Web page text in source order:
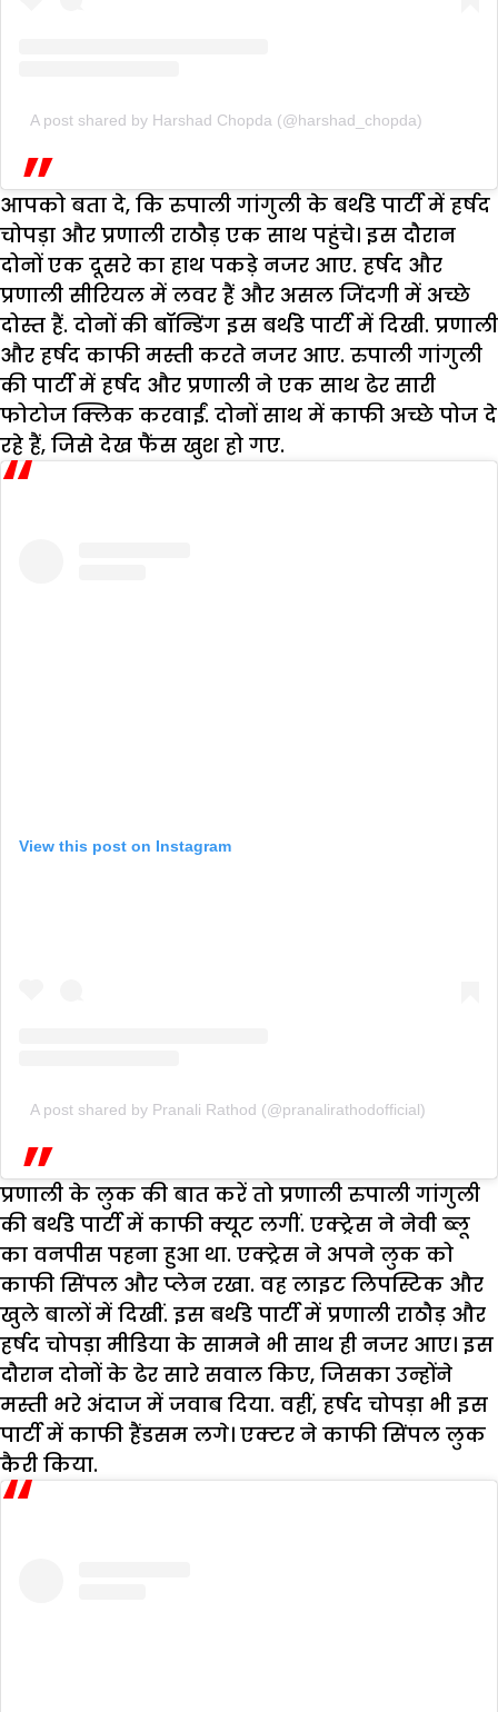
A post shared by Harshad Chopda (@harshad_chopda)
आपको बता दे, कि रुपाली गांगुली के बर्थडे पार्टी में हर्षद
चोपड़ा और प्रणाली राठौड़ एक साथ पहुंचे। इस दौरान
दोनों एक दूसरे का हाथ पकड़े नजर आए. हर्षद और
प्रणाली सीरियल में लवर हैं और असल जिंदगी में अच्छे
दोस्त हैं. दोनों की बॉन्डिंग इस बर्थडे पार्टी में दिखी. प्रणाली
और हर्षद काफी मस्ती करते नजर आए. रुपाली गांगुली
की पार्टी में हर्षद और प्रणाली ने एक साथ ढेर सारी
फोटोज क्लिक करवाईं. दोनों साथ में काफी अच्छे पोज दे
रहे हैं, जिसे देख फैंस खुश हो गए.
View this post on Instagram
A post shared by Pranali Rathod (@pranalirathodofficial)
प्रणाली के लुक की बात करें तो प्रणाली रुपाली गांगुली
की बर्थडे पार्टी में काफी क्यूट लगीं. एक्ट्रेस ने नेवी ब्लू
का वनपीस पहना हुआ था. एक्ट्रेस ने अपने लुक को
काफी सिंपल और प्लेन रखा. वह लाइट लिपस्टिक और
खुले बालों में दिखीं. इस बर्थडे पार्टी में प्रणाली राठौड़ और
हर्षद चोपड़ा मीडिया के सामने भी साथ ही नजर आए। इस
दौरान दोनों के ढेर सारे सवाल किए, जिसका उन्होंने
मस्ती भरे अंदाज में जवाब दिया. वहीं, हर्षद चोपड़ा भी इस
पार्टी में काफी हैंडसम लगे। एक्टर ने काफी सिंपल लुक
कैरी किया.